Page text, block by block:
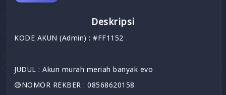
Deskripsi
KODE AKUN (Admin) : #FF1152
JUDUL : Akun murah meriah banyak evo
🟡NOMOR REKBER : 08568620158